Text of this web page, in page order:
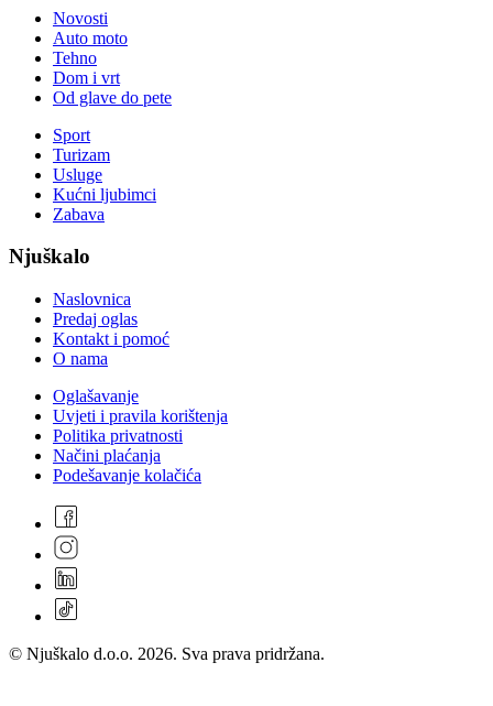
Novosti
Auto moto
Tehno
Dom i vrt
Od glave do pete
Sport
Turizam
Usluge
Kućni ljubimci
Zabava
Njuškalo
Naslovnica
Predaj oglas
Kontakt i pomoć
O nama
Oglašavanje
Uvjeti i pravila korištenja
Politika privatnosti
Načini plaćanja
Podešavanje kolačića
© Njuškalo d.o.o. 2026. Sva prava pridržana.